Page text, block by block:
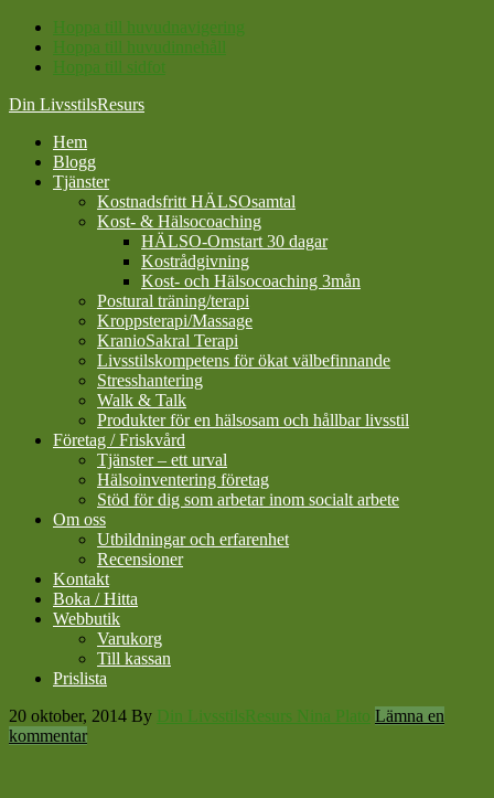
Hoppa till huvudnavigering
Hoppa till huvudinnehåll
Hoppa till sidfot
Din LivsstilsResurs
Hem
Blogg
Tjänster
Kostnadsfritt HÄLSOsamtal
Kost- & Hälsocoaching
HÄLSO-Omstart 30 dagar
Kostrådgivning
Kost- och Hälsocoaching 3mån
Postural träning/terapi
Kroppsterapi/Massage
KranioSakral Terapi
Livsstilskompetens för ökat välbefinnande
Stresshantering
Walk & Talk
Produkter för en hälsosam och hållbar livsstil
Företag / Friskvård
Tjänster – ett urval
Hälsoinventering företag
Stöd för dig som arbetar inom socialt arbete
Om oss
Utbildningar och erfarenhet
Recensioner
Kontakt
Boka / Hitta
Webbutik
Varukorg
Till kassan
Prislista
20 oktober, 2014 By Din LivsstilsResurs Nina Plato Lämna en
kommentar